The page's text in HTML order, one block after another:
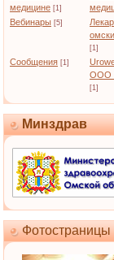
медицине [1]
Вебинары [5]
[1]
Сообщения [1]
ООО
[1]
Минздрав
Фотостраницы